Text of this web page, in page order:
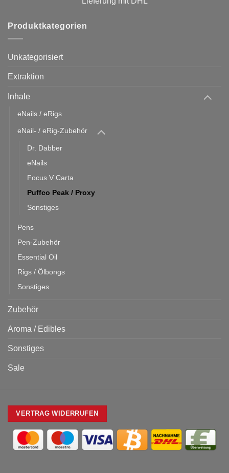
Produktkategorien
Unkategorisiert
Extraktion
Inhale
eNails / eRigs
eNail- / eRig-Zubehör
Dr. Dabber
eNails
Focus V Carta
Puffco Peak / Proxy
Sonstiges
Pens
Pen-Zubehör
Essential Oil
Rigs / Ölbongs
Sonstiges
Zubehör
Aroma / Edibles
Sonstiges
Sale
VERTRAG WIDERRUFEN